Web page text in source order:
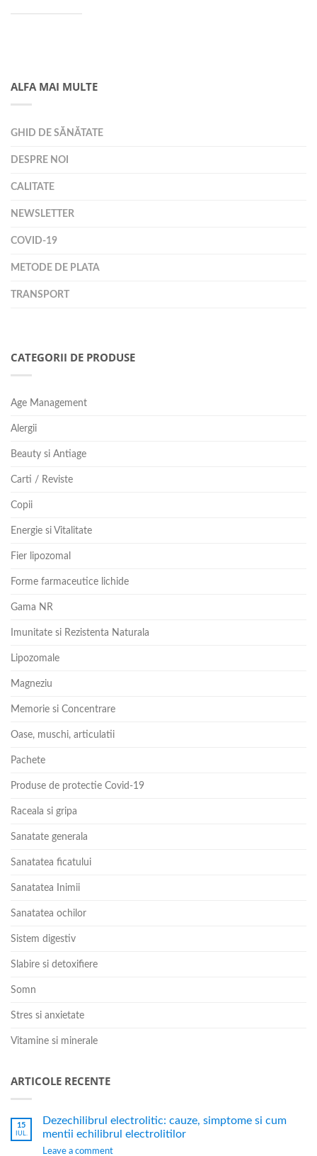
ALFA MAI MULTE
GHID DE SĂNĂTATE
DESPRE NOI
CALITATE
NEWSLETTER
COVID-19
METODE DE PLATA
TRANSPORT
CATEGORII DE PRODUSE
Age Management
Alergii
Beauty si Antiage
Carti / Reviste
Copii
Energie si Vitalitate
Fier lipozomal
Forme farmaceutice lichide
Gama NR
Imunitate si Rezistenta Naturala
Lipozomale
Magneziu
Memorie si Concentrare
Oase, muschi, articulatii
Pachete
Produse de protectie Covid-19
Raceala si gripa
Sanatate generala
Sanatatea ficatului
Sanatatea Inimii
Sanatatea ochilor
Sistem digestiv
Slabire si detoxifiere
Somn
Stres si anxietate
Vitamine si minerale
ARTICOLE RECENTE
15
IUL.
Dezechilibrul electrolitic: cauze, simptome si cum
mentii echilibrul electrolitilor
Leave a comment